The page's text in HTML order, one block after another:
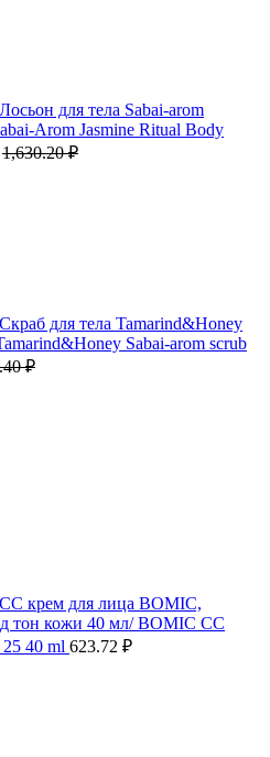
Лосьон для тела Sabai-arom
Arom Jasmine Ritual Body
1,630.20₽
Скраб для тела Tamarind&Honey
Sabai-arom scrub
₽
СС крем для лица BOMIC,
тон кожи 40 мл/ BOMIC CC
25 40 ml 623.72 ₽